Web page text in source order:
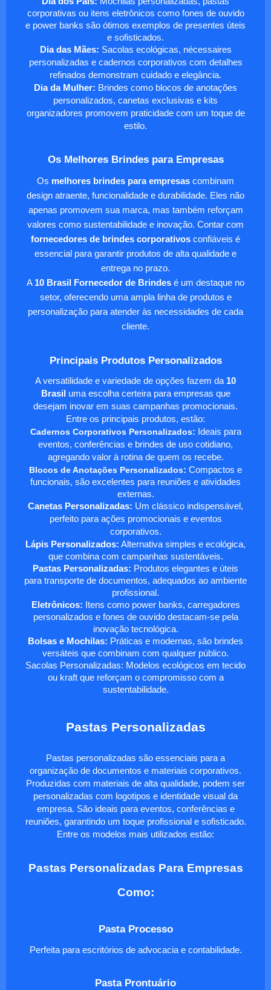
corporativas ou itens eletrônicos como fones de ouvido
e power banks são ótimos exemplos de presentes úteis
e sofisticados.
Dia das Mães: Sacolas ecológicas, nécessaires
personalizadas e cadernos corporativos com detalhes
refinados demonstram cuidado e elegância.
Dia da Mulher: Brindes como blocos de anotações
personalizados, canetas exclusivas e kits
organizadores promovem praticidade com um toque de
estilo.
Os Melhores Brindes para Empresas
Os melhores brindes para empresas combinam
design atraente, funcionalidade e durabilidade. Eles não
apenas promovem sua marca, mas também reforçam
valores como sustentabilidade e inovação. Contar com
fornecedores de brindes corporativos confiáveis é
essencial para garantir produtos de alta qualidade e
entrega no prazo.
A 10 Brasil Fornecedor de Brindes é um destaque no
setor, oferecendo uma ampla linha de produtos e
personalização para atender às necessidades de cada
cliente.
Principais Produtos Personalizados
A versatilidade e variedade de opções fazem da 10
Brasil uma escolha certeira para empresas que
desejam inovar em suas campanhas promocionais.
Entre os principais produtos, estão:
Cadernos Corporativos Personalizados: Ideais para
eventos, conferências e brindes de uso cotidiano,
agregando valor à rotina de quem os recebe.
Blocos de Anotações Personalizados: Compactos e
funcionais, são excelentes para reuniões e atividades
externas.
Canetas Personalizadas: Um clássico indispensável,
perfeito para ações promocionais e eventos
corporativos.
Lápis Personalizados: Alternativa simples e ecológica,
que combina com campanhas sustentáveis.
Pastas Personalizadas: Produtos elegantes e úteis
para transporte de documentos, adequados ao ambiente
profissional.
Eletrônicos: Itens como power banks, carregadores
personalizados e fones de ouvido destacam-se pela
inovação tecnológica.
Bolsas e Mochilas: Práticas e modernas, são brindes
versáteis que combinam com qualquer público.
Sacolas Personalizadas: Modelos ecológicos em tecido
ou kraft que reforçam o compromisso com a
sustentabilidade.
Pastas Personalizadas
Pastas personalizadas são essenciais para a
organização de documentos e materiais corporativos.
Produzidas com materiais de alta qualidade, podem ser
personalizadas com logotipos e identidade visual da
empresa. São ideais para eventos, conferências e
reuniões, garantindo um toque profissional e sofisticado.
Entre os modelos mais utilizados estão:
Pastas Personalizadas Para Empresas
Como:
Pasta Processo
Perfeita para escritórios de advocacia e contabilidade.
Pasta Prontuário